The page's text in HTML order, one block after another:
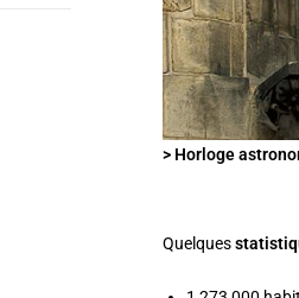
> Horloge
Quelques